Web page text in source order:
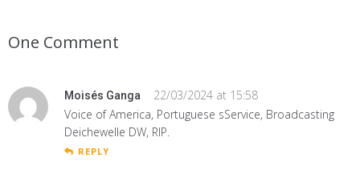
One Comment
Moisés Ganga
22/03/2024 at 15:58
Voice of America, Portuguese sService, Broadcasting
Deichewelle DW, RIP.
REPLY